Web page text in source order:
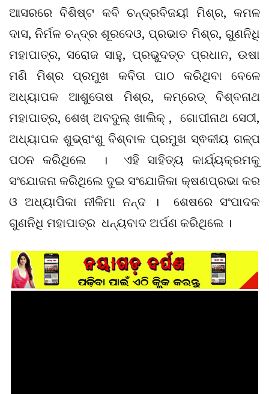
ଆସରରେ ବିଶିଷ୍ଟ କବି ଚନ୍ଦ୍ରବିଜୟୀ ମିଶ୍ର, କମଳ
ଦାସ, ନିର୍ମଳ ଚନ୍ଦ୍ର ଶୂରଦେଓ, ପ୍ରଭାତ ମିଶ୍ର, ଗୁଣନିଧି
ମହାପାତ୍ର, ସରୋଜ ସାହୁ, ପ୍ରଭୁଦତ୍ତ ପ୍ରଧାନ, ଉଷା
ମଣି ମିଶ୍ର ପ୍ରମୁଖ କବିତା ପାଠ କରିଥିବା ବେଳେ
ଅଧ୍ୟାପକ ଆଶୁତୋଷ ମିଶ୍ର, କମ୍ରେଡ୍ ବିଶ୍ବନାଥ
ମହାପାତ୍ର, ଶେଖ୍ ଅବଦୁଲ୍ ଖାଲିକ୍ , ଗୋପୀନାଥ ସେଠୀ,
ଅଧ୍ୟାପକ ଶୁଭ୍ରାଂଶୁ ବିଶ୍ବାଳ ପ୍ରମୁଖ ସ୍ଵକୀୟ ଗଳ୍ପ
ପଠନ କରିଥିଲେ । ଏହି ସାହିତ୍ୟ କାର୍ଯ୍ୟକ୍ରମକୁ
ସଂଯୋଜନା କରିଥିଲେ ଦୁଇ ସଂଯୋଜିକା କ୍ଷଣପ୍ରଭା କର
ଓ ଅଧ୍ୟାପିକା ନୀଳିମା ନନ୍ଦ । ଶେଷରେ ସଂପାଦକ
ଗୁଣନିଧି ମହାପାତ୍ର ଧନ୍ୟବାଦ ଅର୍ପଣ କରିଥିଲେ ।